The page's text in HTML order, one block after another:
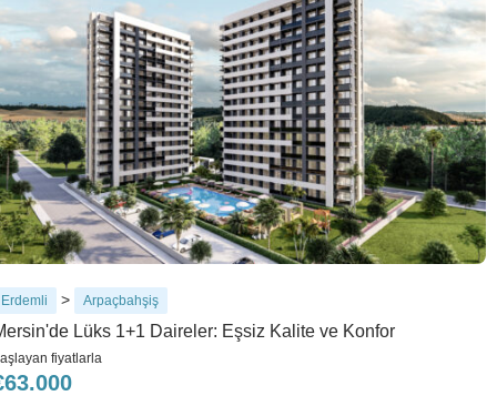
Erdemli > Arpaçbahşiş
Lüks 1+1 Daireler: Eşsiz Kalite ve Konfor
fiyatlarla
63.000